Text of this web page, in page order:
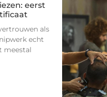
eerst
als
echt
meestal